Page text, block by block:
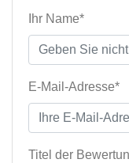
Ihr Name*
E-Mail-Adresse*
Titel der